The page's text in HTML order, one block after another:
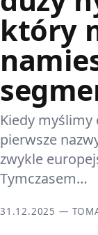
Porady
Pozostałe
który
Kiedy myślimy
pierwsze
zwykle
Tymczasem…
31.12.2025 —